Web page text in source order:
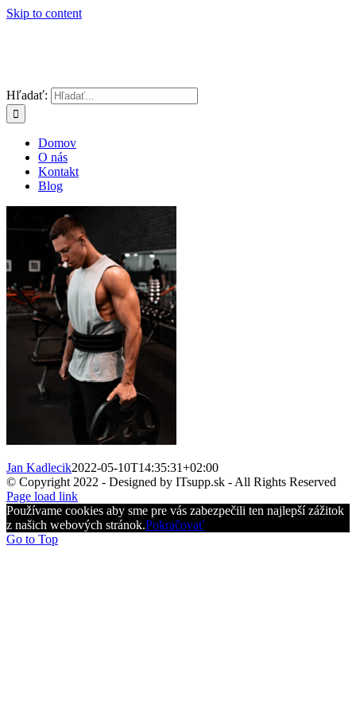
Skip to content
Hľadať:
Domov
O nás
Kontakt
Blog
Jan Kadlecik2022-05-10T14:35:31+02:00
© Copyright 2022 - Designed by ITsupp.sk - All Rights Reserved
Page load link
Používame cookies aby sme pre vás zabezpečili ten najlepší zážitok
z našich webových stránok.Pokračovať
Go to Top